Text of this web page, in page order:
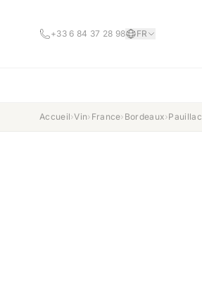
+33 6 84 37 28 98 FR
Accueil›Vin› France› Bordeaux›Pauillac